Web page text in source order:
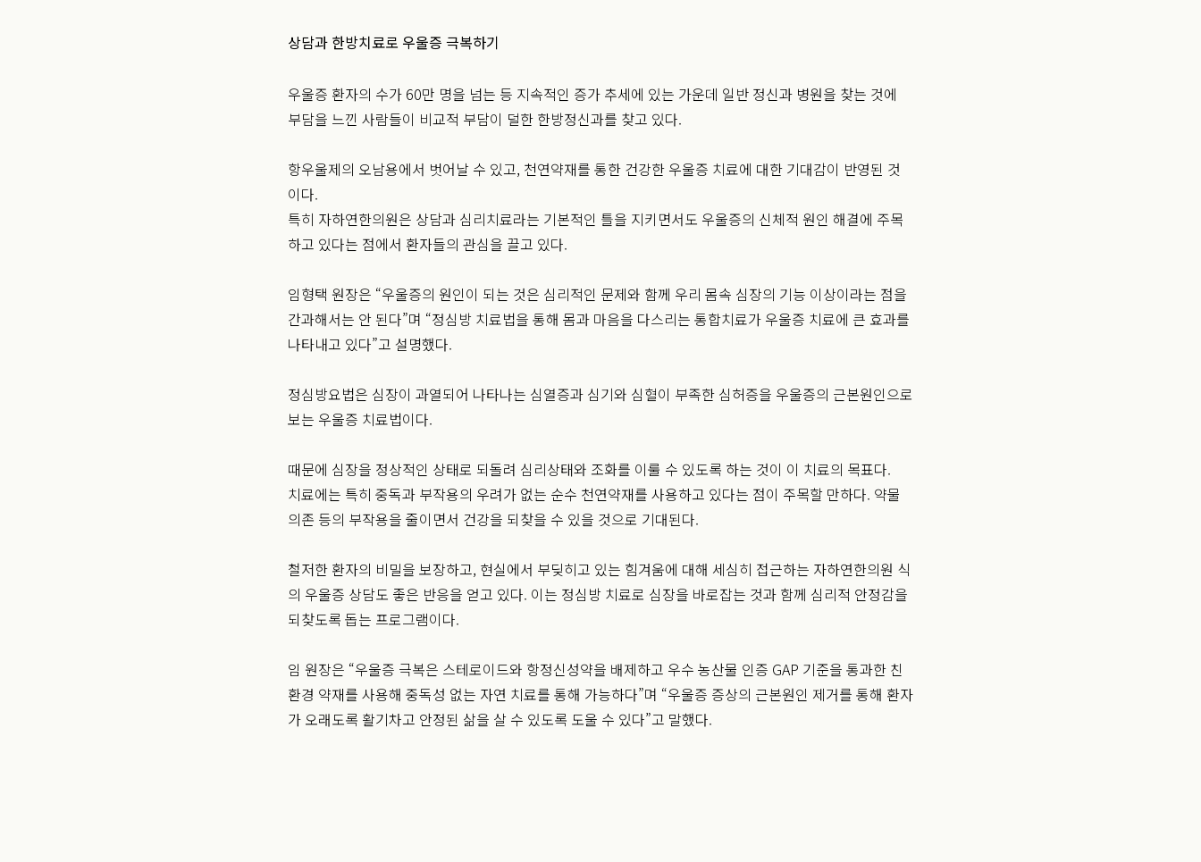
상담과 한방치료로 우울증 극복하기
우울증 환자의 수가 60만 명을 넘는 등 지속적인 증가 추세에 있는 가운데 일반 정신과 병원을 찾는 것에
부담을 느낀 사람들이 비교적 부담이 덜한 한방정신과를 찾고 있다.
항우울제의 오남용에서 벗어날 수 있고, 천연약재를 통한 건강한 우울증 치료에 대한 기대감이 반영된 것
이다.
특히 자하연한의원은 상담과 심리치료라는 기본적인 틀을 지키면서도 우울증의 신체적 원인 해결에 주목
하고 있다는 점에서 환자들의 관심을 끌고 있다.
임형택 원장은 “우울증의 원인이 되는 것은 심리적인 문제와 함께 우리 몸속 심장의 기능 이상이라는 점을
간과해서는 안 된다”며 “정심방 치료법을 통해 몸과 마음을 다스리는 통합치료가 우울증 치료에 큰 효과를
나타내고 있다”고 설명했다.
정심방요법은 심장이 과열되어 나타나는 심열증과 심기와 심혈이 부족한 심허증을 우울증의 근본원인으로
보는 우울증 치료법이다.
때문에 심장을 정상적인 상태로 되돌려 심리상태와 조화를 이룰 수 있도록 하는 것이 이 치료의 목표다.
치료에는 특히 중독과 부작용의 우려가 없는 순수 천연약재를 사용하고 있다는 점이 주목할 만하다. 약물
의존 등의 부작용을 줄이면서 건강을 되찾을 수 있을 것으로 기대된다.
철저한 환자의 비밀을 보장하고, 현실에서 부딪히고 있는 힘겨움에 대해 세심히 접근하는 자하연한의원 식
의 우울증 상담도 좋은 반응을 얻고 있다. 이는 정심방 치료로 심장을 바로잡는 것과 함께 심리적 안정감을
되찾도록 돕는 프로그램이다.
임 원장은 “우울증 극복은 스테로이드와 항정신성약을 배제하고 우수 농산물 인증 GAP 기준을 통과한 친
환경 약재를 사용해 중독성 없는 자연 치료를 통해 가능하다”며 “우울증 증상의 근본원인 제거를 통해 환자
가 오래도록 활기차고 안정된 삶을 살 수 있도록 도울 수 있다”고 말했다.